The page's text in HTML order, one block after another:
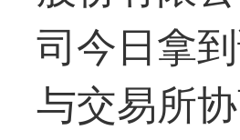
司今日拿
与交易所